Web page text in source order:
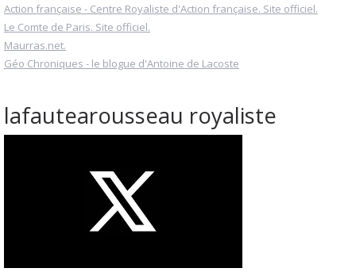
Action française - Centre Royaliste d'Action française. Site officiel.
Le Comte de Paris. Site officiel.
Maurras.net.
Géo Chroniques - le blogue d'Antoine de Lacoste
lafautearousseau royaliste